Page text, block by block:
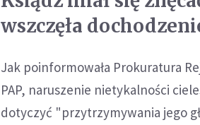
wszczęła
Jak poinformowała Prokuratura
PAP, naruszenie nietykalności
dotyczyć "przytrzymywania jego